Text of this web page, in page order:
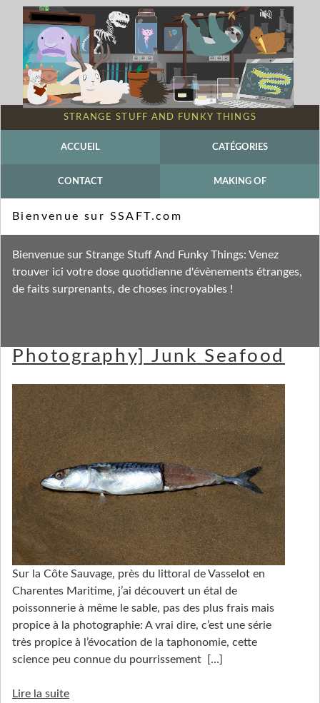
STRANGE STUFF AND FUNKY THINGS
ACCUEIL CATÉGORIES
CONTACT MAKING OF
Fil des commentaires
Photography] Junk Seafood
Sur la Côte Sauvage, près du littoral de Vasselot en
Charentes Maritime, j’ai découvert un étal de
poissonnerie à même le sable, pas des plus frais mais
propice à la photographie: A vrai dire, c’est une série
très propice à l’évocation de la taphonomie, cette
science peu connue du pourrissement
[…]
Lire la suite
Bienvenue sur SSAFT.com
Bienvenue sur Strange Stuff And Funky Things: Venez
trouver ici votre dose quotidienne d'évènements étranges,
de faits surprenants, de choses incroyables !